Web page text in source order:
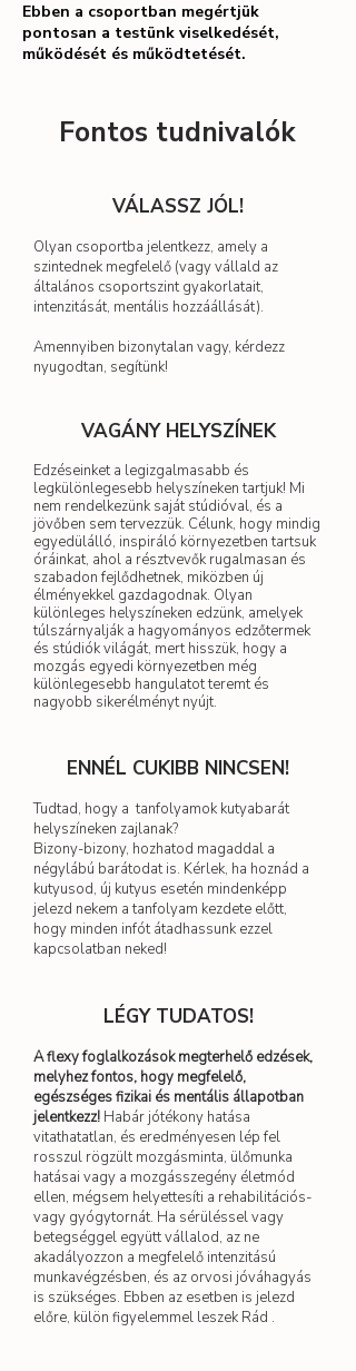
Ebben a csoportban megértjük
pontosan a testünk viselkedését,
működését és működtetését.
Fontos tudnivalók
VÁLASSZ JÓL!
Olyan csoportba jelentkezz, amely a
szintednek megfelelő (vagy vállald az
általános csoportszint gyakorlatait,
intenzitását, mentális hozzáállását).
Amennyiben bizonytalan vagy, kérdezz
nyugodtan, segítünk!
VAGÁNY HELYSZÍNEK
Edzéseinket a legizgalmasabb és
legkülönlegesebb helyszíneken tartjuk! Mi
nem rendelkezünk saját stúdióval, és a
jövőben sem tervezzük. Célunk, hogy mindig
egyedülálló, inspiráló környezetben tartsuk
óráinkat, ahol a résztvevők rugalmasan és
szabadon fejlődhetnek, miközben új
élményekkel gazdagodnak. Olyan
különleges helyszíneken edzünk, amelyek
túlszárnyalják a hagyományos edzőtermek
és stúdiók világát, mert hisszük, hogy a
mozgás egyedi környezetben még
különlegesebb hangulatot teremt és
nagyobb sikerélményt nyújt.
ENNÉL CUKIBB NINCSEN!
Tudtad, hogy a tanfolyamok kutyabarát
helyszíneken zajlanak?
Bizony-bizony, hozhatod magaddal a
négylábú barátodat is. Kérlek, ha hoznád a
kutyusod, új kutyus esetén mindenképp
jelezd nekem a tanfolyam kezdete előtt,
hogy minden infót átadhassunk ezzel
kapcsolatban neked!
LÉGY TUDATOS!
A flexy foglalkozások megterhelő edzések,
melyhez fontos, hogy megfelelő,
egészséges fizikai és mentális állapotban
jelentkezz! Habár jótékony hatása
vitathatatlan, és eredményesen lép fel
rosszul rögzült mozgásminta, ülőmunka
hatásai vagy a mozgásszegény életmód
ellen, mégsem helyettesíti a rehabilitációs-
vagy gyógytornát. Ha sérüléssel vagy
betegséggel együtt vállalod, az ne
akadályozzon a megfelelő intenzitású
munkavégzésben, és az orvosi jóváhagyás
is szükséges. Ebben az esetben is jelezd
előre, külön figyelemmel leszek Rád .